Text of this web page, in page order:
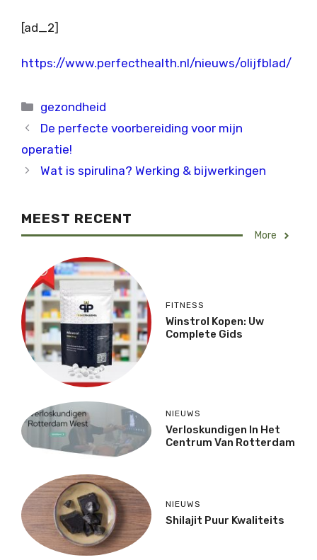
[ad_2]
https://www.perfecthealth.nl/nieuws/olijfblad/
Categorieën
gezondheid
De perfecte voorbereiding voor mijn
operatie!
Wat is spirulina? Werking & bijwerkingen
MEEST RECENT
More
FITNESS
Winstrol Kopen: Uw
Complete Gids
NIEUWS
Verloskundigen In Het
Centrum Van Rotterdam
NIEUWS
Shilajit Puur Kwaliteits